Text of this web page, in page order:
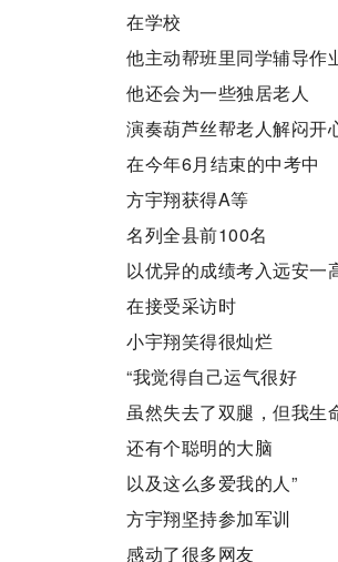
在学校
他主动帮班里同学辅导作
他还会为一些独居老人
演奏葫芦丝帮老人解闷开
在今年6月结束的中考中
方宇翔获得A等
名列全县前100名
以优异的成绩考入远安一
在接受采访时
小宇翔笑得很灿烂
“我觉得自己运气很好
虽然失去了双腿，但我生
还有个聪明的大脑
以及这么多爱我的人”
方宇翔坚持参加军训
感动了很多网友